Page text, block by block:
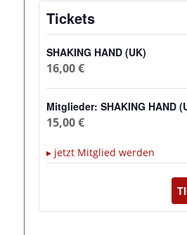
Tickets
SHAKING HAND (UK)
16,00 €
Mitglieder: SHAKING HAND
15,00 €
▸ jetzt Mitglied werden